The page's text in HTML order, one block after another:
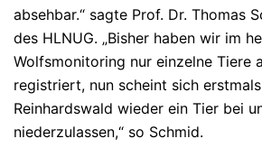
absehbar.“ sagte Prof. Dr. Thomas
des HLNUG. „Bisher haben wir im
Wolfsmonitoring nur einzelne Tiere
registriert, nun scheint sich
Reinhardswald wieder ein Tier bei
niederzulassen,“ so Schmid.